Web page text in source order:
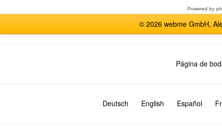
Powered by
© 2026 webme GmbH,
Página de
Deutsch English Español